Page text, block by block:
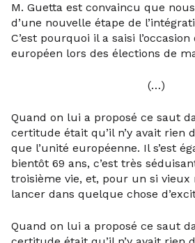
M. Guetta est convaincu que
d’une nouvelle étape de
C’est pourquoi il a saisi
européen lors des élections de
(…)
Quand on lui a proposé ce saut
certitude était qu’il n’y avait rien
que l’unité européenne. Il s’est
bientôt 69 ans, c’est très
troisième vie, et, pour un si vieux
lancer dans quelque chose
Quand on lui a proposé ce saut